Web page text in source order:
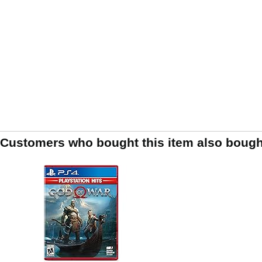
Customers who bought this item also